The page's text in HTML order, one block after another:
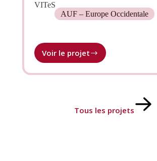
VITeS
AUF – Europe Occidentale
Voir le projet
Le
Informel
les
Tous les projets